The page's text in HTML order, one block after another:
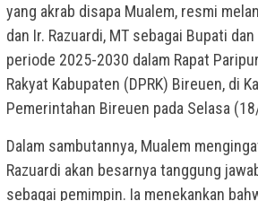
yang akrab disapa Mualem, resmi
dan Ir. Razuardi, MT sebagai Bupati
periode 2025-2030 dalam Rapat
Rakyat Kabupaten (DPRK) Bireuen, di
Pemerintahan Bireuen pada Selasa
Dalam sambutannya, Mualem
Razuardi akan besarnya tanggung
sebagai pemimpin. Ia menekankan